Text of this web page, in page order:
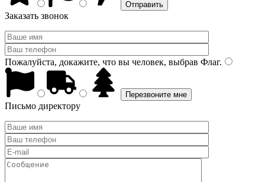
Заказать звонок
Пожалуйста, докажите, что вы человек, выбрав Флаг.
Письмо директору